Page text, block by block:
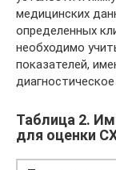
медицинских
определенных
необходимо
показателей,
Таблица 2.
для оценки